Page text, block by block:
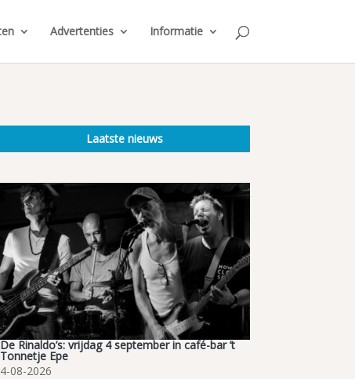
Advertenties Informatie
Laatste nieuws
De Rinaldo’s: vrijdag 4 september in café-bar ’t
Tonnetje Epe
4-08-2026